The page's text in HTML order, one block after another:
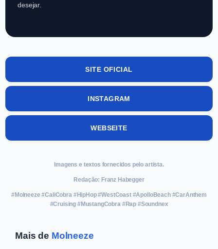
desejar.
SITE OFICIAL
INSTAGRAM
WEBSEITE
Imagens e textos fornecidos pelo artista.
Redação: Franz Habegger
#Molneeze #CaliCobra #HipHop #WestCoast #ApolloBeach #CarAnthem
#Cruising #MustangCobra #Rap #Soundnex
Mais de Molneeze